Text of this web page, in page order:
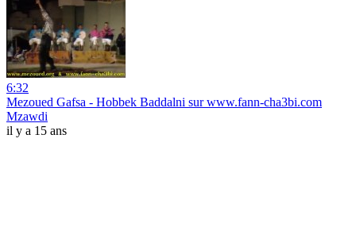
6:32
Mezoued Gafsa - Hobbek Baddalni sur www.fann-cha3bi.com
Mzawdi
il y a 15 ans